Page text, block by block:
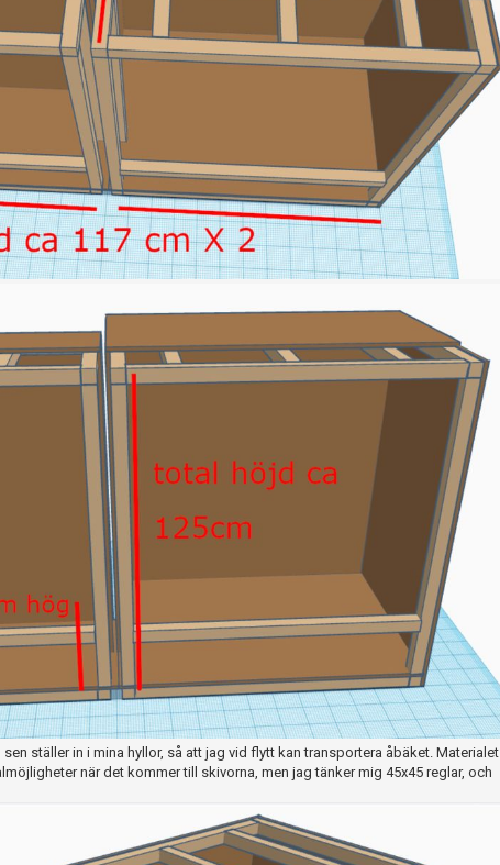
ställer in i mina hyllor, så att jag vid flytt kan transportera åbäket. Materialet
när det kommer till skivorna, men jag tänker mig 45x45 reglar, och